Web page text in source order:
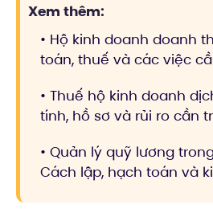
Xem thêm:
• Hộ kinh doanh doanh
toán, thuế và các việc
• Thuế hộ kinh doanh
tính, hồ sơ và rủi ro cần
• Quản lý quỹ lương
Cách lập, hạch toán và